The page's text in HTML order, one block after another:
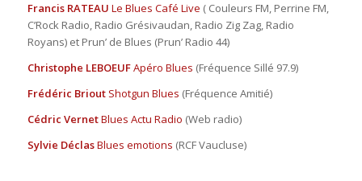
Francis RATEAU Le Blues Café Live ( Couleurs FM, Perrine FM,
C’Rock Radio, Radio Grésivaudan, Radio Zig Zag, Radio
Royans) et Prun’ de Blues (Prun’ Radio 44)
Christophe LEBOEUFApéro Blues (Fréquence Sillé 97.9)
Frédéric Briout Shotgun Blues (Fréquence Amitié)
Cédric VernetBlues Actu Radio (Web radio)
Sylvie DéclasBlues emotions (RCF Vaucluse)